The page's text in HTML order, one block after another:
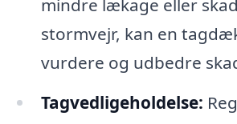
mindre lækage eller
stormvejr, kan en
vurdere og udbedre
Tagvedligeholdelse: